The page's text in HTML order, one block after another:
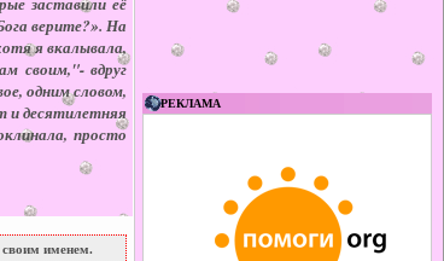
верите?». На
я вкалывала,
своим,"- вдруг
одним словом,
и десятилетняя
просто
своим именем.
РЕКЛАМА